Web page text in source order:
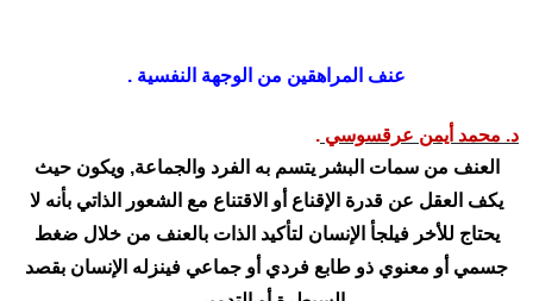
عنف المراهقين من الوجهة النفسية .
د. محمد أيمن عرقسوسي .
العنف من سمات البشر يتسم به الفرد والجماعة, ويكون حيث
يكف العقل عن قدرة الإقناع أو الاقتناع مع الشعور الذاتي بأنه لا
يحتاج للأخر فيلجأ الإنسان لتأكيد الذات بالعنف من خلال ضغط
جسمي أو معنوي ذو طابع فردي أو جماعي فينزله الإنسان بقصد